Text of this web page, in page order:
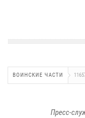
ВОИНСКИЕ ЧАСТИ
Пресс-